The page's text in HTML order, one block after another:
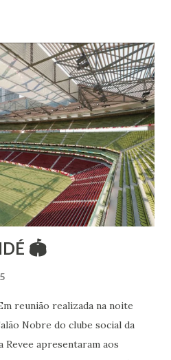
seus estudos neste estilo
e vivência das danças
Banjara, Ghoomar, Chair).
de dança. Dedica-se há
de danças étnicas, em especial
indianas. Iniciou seus estudos de
1982) no balé clássico,
co...
🏟
reunião realizada na noite
Nobre do clube social da
Revee apresentaram aos